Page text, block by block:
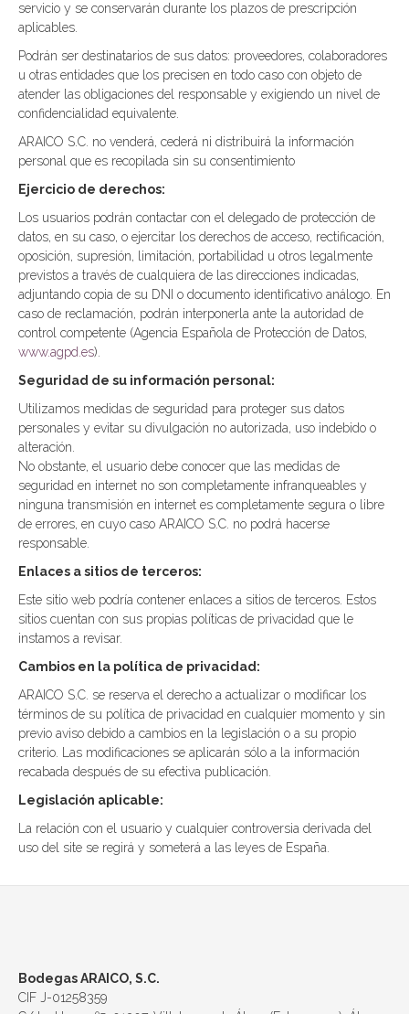
servicio y se conservarán durante los plazos de prescripción
aplicables.
Podrán ser destinatarios de sus datos: proveedores, colaboradores
u otras entidades que los precisen en todo caso con objeto de
atender las obligaciones del responsable y exigiendo un nivel de
confidencialidad equivalente.
ARAICO S.C. no venderá, cederá ni distribuirá la información
personal que es recopilada sin su consentimiento
Ejercicio de derechos:
Los usuarios podrán contactar con el delegado de protección de
datos, en su caso, o ejercitar los derechos de acceso, rectificación,
oposición, supresión, limitación, portabilidad u otros legalmente
previstos a través de cualquiera de las direcciones indicadas,
adjuntando copia de su DNI o documento identificativo análogo. En
caso de reclamación, podrán interponerla ante la autoridad de
control competente (Agencia Española de Protección de Datos,
www.agpd.es).
Seguridad de su información personal:
Utilizamos medidas de seguridad para proteger sus datos
personales y evitar su divulgación no autorizada, uso indebido o
alteración.
No obstante, el usuario debe conocer que las medidas de
seguridad en internet no son completamente infranqueables y
ninguna transmisión en internet es completamente segura o libre
de errores, en cuyo caso ARAICO S.C. no podrá hacerse
responsable.
Enlaces a sitios de terceros:
Este sitio web podría contener enlaces a sitios de terceros. Estos
sitios cuentan con sus propias políticas de privacidad que le
instamos a revisar.
Cambios en la política de privacidad:
ARAICO S.C. se reserva el derecho a actualizar o modificar los
términos de su política de privacidad en cualquier momento y sin
previo aviso debido a cambios en la legislación o a su propio
criterio. Las modificaciones se aplicarán sólo a la información
recabada después de su efectiva publicación.
Legislación aplicable:
La relación con el usuario y cualquier controversia derivada del
uso del site se regirá y someterá a las leyes de España.
Bodegas ARAICO, S.C.
CIF J-01258359